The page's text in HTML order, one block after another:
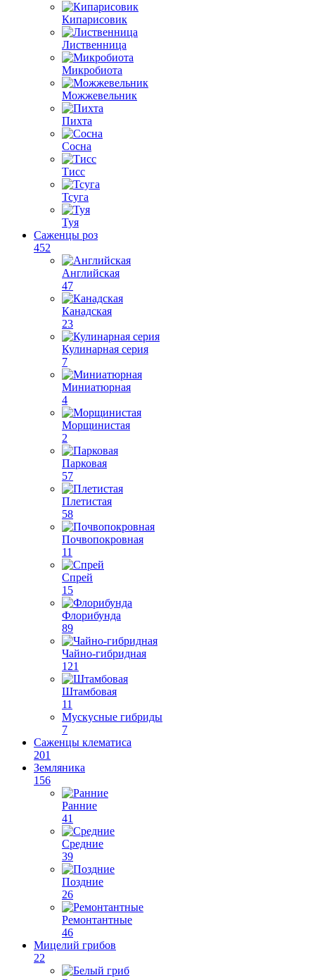
Кипарисовик
Лиственница
Микробиота
Можжевельник
Пихта
Сосна
Тисс
Тсуга
Туя
Саженцы роз
452
Английская
47
Канадская
23
Кулинарная серия
7
Миниатюрная
4
Морщинистая
2
Парковая
57
Плетистая
58
Почвопокровная
11
Спрей
15
Флорибунда
89
Чайно-гибридная
121
Штамбовая
11
Мускусные гибриды
7
Саженцы клематиса
201
Земляника
156
Ранние
41
Средние
39
Поздние
26
Ремонтантные
46
Мицелий грибов
22